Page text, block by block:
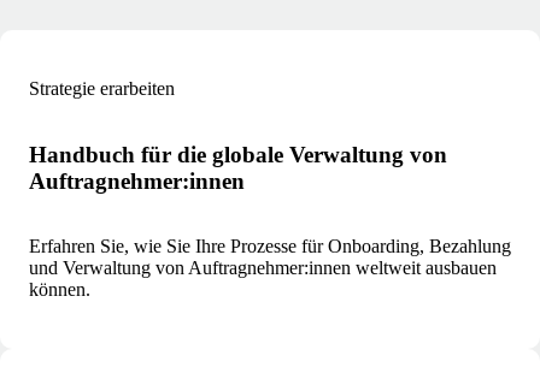
Strategie erarbeiten
Handbuch für die globale Verwaltung von
Auftragnehmer:innen
Erfahren Sie, wie Sie Ihre Prozesse für Onboarding, Bezahlung
und Verwaltung von Auftragnehmer:innen weltweit ausbauen
können.